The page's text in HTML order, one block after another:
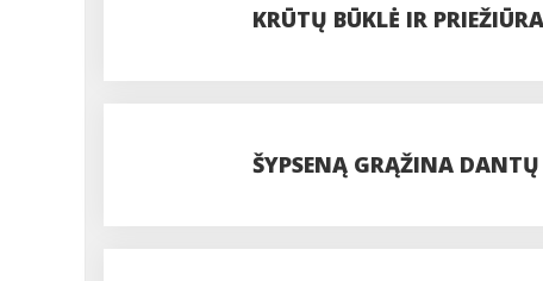
KRŪTŲ BŪKLĖ IR
ŠYPSENĄ GRĄŽINA